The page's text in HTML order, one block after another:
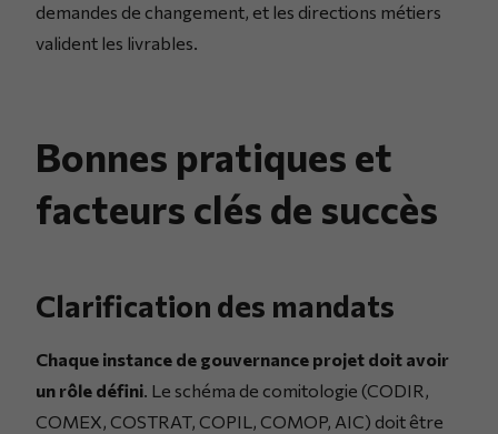
demandes de changement, et les directions métiers
valident les livrables.
Bonnes pratiques et
facteurs clés de succès
Clarification des mandats
Chaque instance de gouvernance projet doit avoir
un rôle défini. Le schéma de comitologie (CODIR,
COMEX, COSTRAT, COPIL, COMOP, AIC) doit être